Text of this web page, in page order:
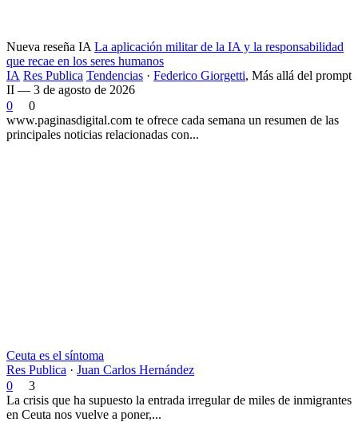
Nueva reseña IA La aplicación militar de la IA y la responsabilidad
que recae en los seres humanos
IA Res Publica Tendencias · Federico Giorgetti, Más allá del prompt
II — 3 de agosto de 2026
0
0
www.paginasdigital.com te ofrece cada semana un resumen de las
principales noticias relacionadas con...
Ceuta es el síntoma
Res Publica · Juan Carlos Hernández
0
3
La crisis que ha supuesto la entrada irregular de miles de inmigrantes
en Ceuta nos vuelve a poner,...